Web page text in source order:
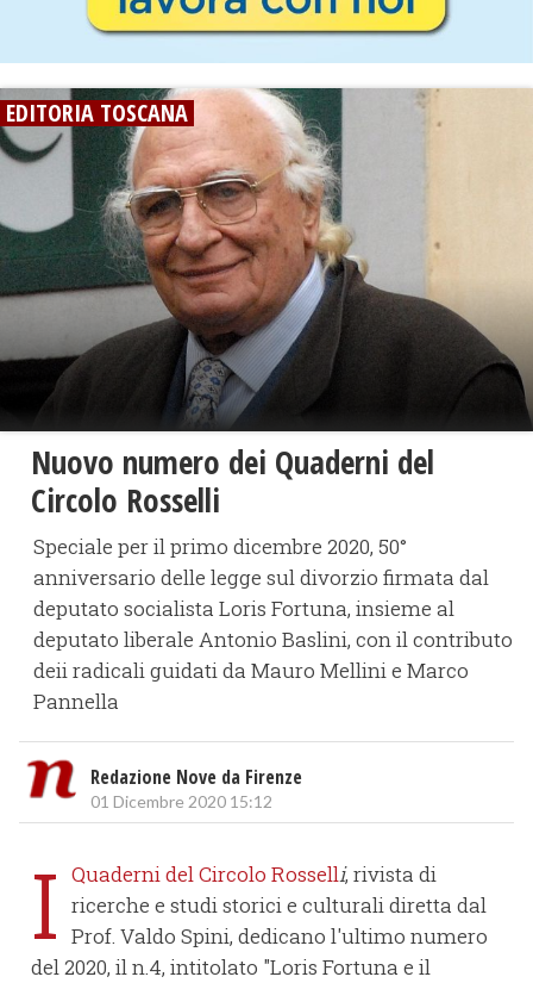
EDITORIA TOSCANA
Nuovo numero dei Quaderni del
Circolo Rosselli
Speciale per il primo dicembre 2020, 50°
anniversario delle legge sul divorzio firmata dal
deputato socialista Loris Fortuna, insieme al
deputato liberale Antonio Baslini, con il contributo
deii radicali guidati da Mauro Mellini e Marco
Pannella
Redazione Nove da Firenze
01 Dicembre 2020 15:12
I Quaderni del Circolo Rosselli, rivista di
ricerche e studi storici e culturali diretta dal
Prof. Valdo Spini, dedicano l'ultimo numero
del 2020, il n.4, intitolato "Loris Fortuna e il